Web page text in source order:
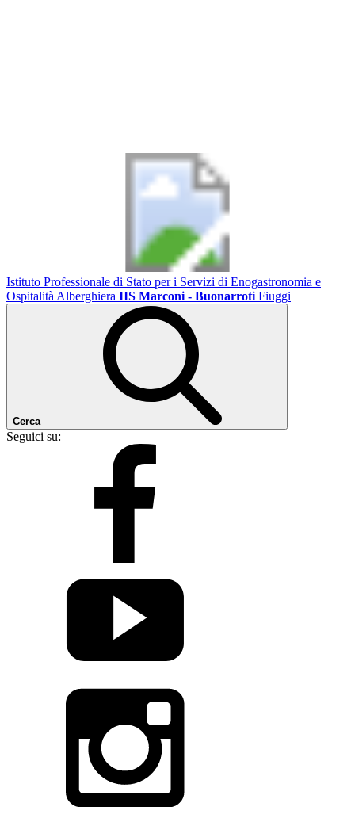
Istituto Professionale di Stato per i Servizi di Enogastronomia e
Ospitalità Alberghiera IIS Marconi - Buonarroti Fiuggi
Cerca
Seguici su: